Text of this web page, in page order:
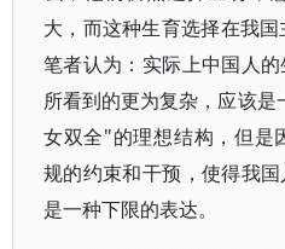
大，而这种生育选择在我国
笔者认为：实际上中国人
所看到的更为复杂，应该
女双全"的理想结构，但是
规的约束和干预，使得我
是一种下限的表达。